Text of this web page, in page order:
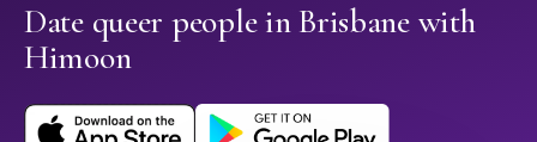
Date queer people in Brisbane with
Himoon